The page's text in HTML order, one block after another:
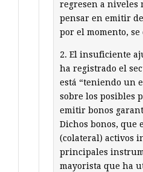
regresen a niveles
pensar en emitir
por el momento, se
2. El insuficiente
ha registrado el
está “teniendo un
sobre los posibles
emitir bonos
Dichos bonos, que
(colateral) activos
principales
mayorista que ha